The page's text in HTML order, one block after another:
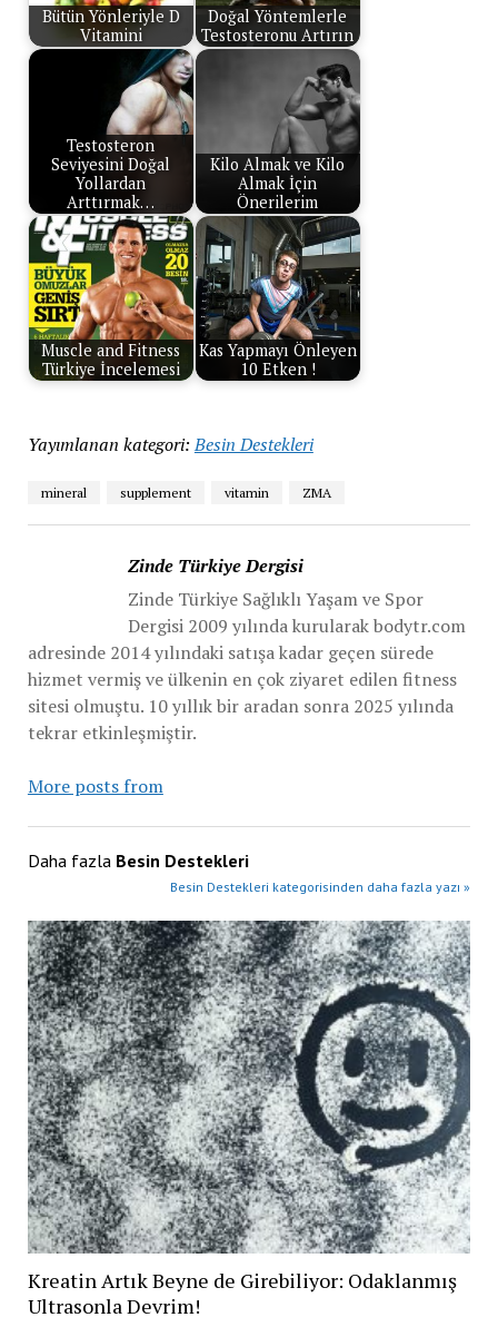
Bütün Yönleriyle D
Vitamini
Doğal Yöntemlerle
Testosteronu Artırın
Testosteron
Seviyesini Doğal
Yollardan
Arttırmak…
Kilo Almak ve Kilo
Almak İçin
Önerilerim
Muscle and Fitness
Türkiye İncelemesi
Kas Yapmayı Önleyen
10 Etken !
Yayımlanan kategori: Besin Destekleri
mineral supplement vitamin ZMA
Zinde Türkiye Dergisi
Zinde Türkiye Sağlıklı Yaşam ve Spor
Dergisi 2009 yılında kurularak bodytr.com
adresinde 2014 yılındaki satışa kadar geçen sürede
hizmet vermiş ve ülkenin en çok ziyaret edilen fitness
sitesi olmuştu. 10 yıllık bir aradan sonra 2025 yılında
tekrar etkinleşmiştir.
More posts from
Daha fazla Besin Destekleri
Besin Destekleri kategorisinden daha fazla yazı »
Kreatin Artık Beyne de Girebiliyor: Odaklanmış
Ultrasonla Devrim!